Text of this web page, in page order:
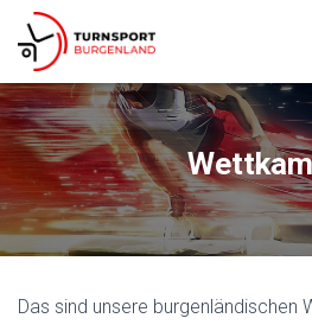
Das sind unsere burgenländischen